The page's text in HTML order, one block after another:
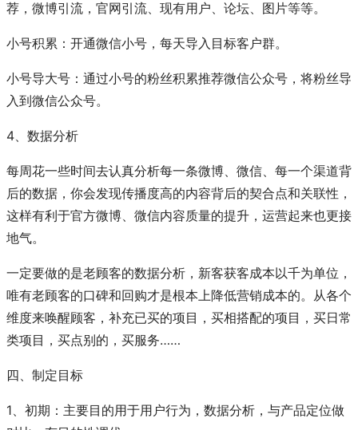
荐，微博引流，官网引流、现有用户、论坛、图片等等。
小号积累：开通微信小号，每天导入目标客户群。
小号导大号：通过小号的粉丝积累推荐微信公众号，将粉丝导
入到微信公众号。
4、数据分析
每周花一些时间去认真分析每一条微博、微信、每一个渠道背
后的数据，你会发现传播度高的内容背后的契合点和关联性，
这样有利于官方微博、微信内容质量的提升，运营起来也更接
地气。
一定要做的是老顾客的数据分析，新客获客成本以千为单位，
唯有老顾客的口碑和回购才是根本上降低营销成本的。从各个
维度来唤醒顾客，补充已买的项目，买相搭配的项目，买日常
类项目，买点别的，买服务……
四、制定目标
1、初期：主要目的用于用户行为，数据分析，与产品定位做